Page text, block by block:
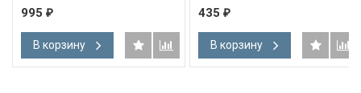
995 ₽
В корзину
435 ₽
В корзину